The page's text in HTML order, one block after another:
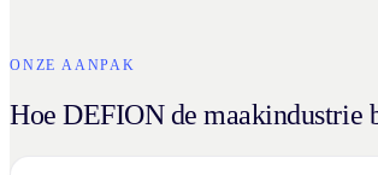
ONZE AANPAK
Hoe DEFION de maakindustrie